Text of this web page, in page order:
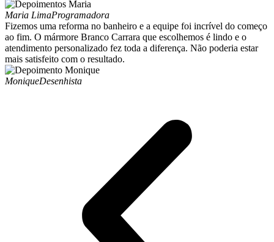
Maria LimaProgramadora
Fizemos uma reforma no banheiro e a equipe foi incrível do começo
ao fim. O mármore Branco Carrara que escolhemos é lindo e o
atendimento personalizado fez toda a diferença. Não poderia estar
mais satisfeito com o resultado.
MoniqueDesenhista